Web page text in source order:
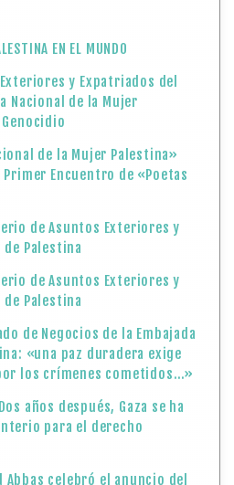
EN EL MUNDO
y Expatriados del
Nacional de la Mujer
de la Mujer Palestina»
Encuentro de «Poetas
de Asuntos Exteriores y
Palestina
de Asuntos Exteriores y
Palestina
de Negocios de la Embajada
«una paz duradera exige
los crímenes cometidos…»
años después, Gaza se ha
para el derecho
Abbas celebró el anuncio del